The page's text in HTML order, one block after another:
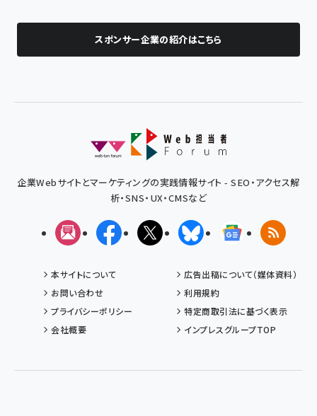
スポンサー企業の紹介はこちら
企業Webサイトとマーケティングの実践情報サイト - SEO・アクセス解
析・SNS・UX・CMSなど
メルマガFacebookX(エックス)BlueskyGoogleニュ
RSS
本サイトについて
広告出稿について（媒体資料）
お問い合わせ
利用規約
プライバシーポリシー
特定商取引法に基づく表示
会社概要
インプレスグループTOP